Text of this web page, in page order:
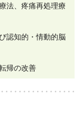
法、疼痛再処理療
認知的・情動的脳
帰の改善